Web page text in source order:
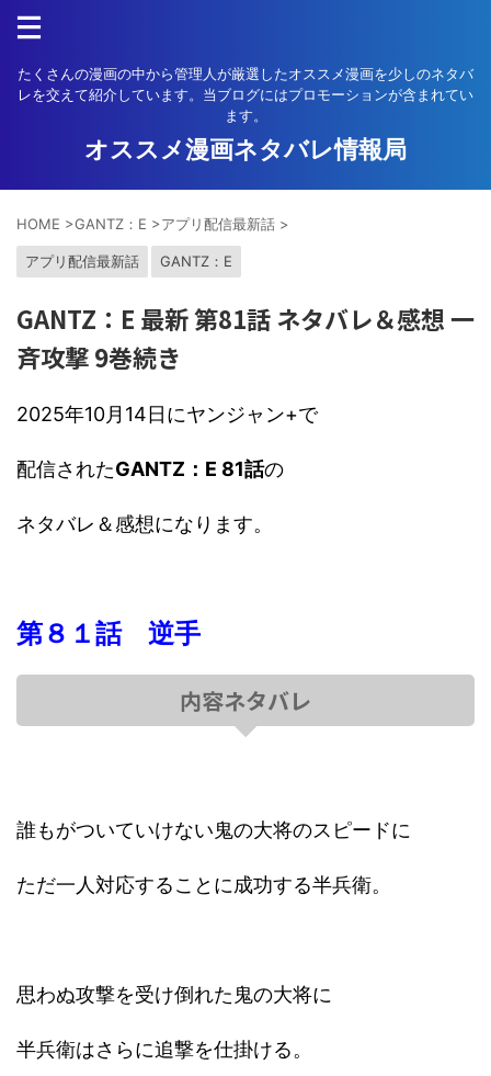
たくさんの漫画の中から管理人が厳選したオススメ漫画を少しのネタバ
レを交えて紹介しています。当ブログにはプロモーションが含まれてい
ます。
オススメ漫画ネタバレ情報局
HOME >GANTZ：E >アプリ配信最新話 >
アプリ配信最新話 GANTZ：E
GANTZ：E 最新 第81話 ネタバレ＆感想 一
斉攻撃 9巻続き
2025年10月14日にヤンジャン+で
配信されたGANTZ：E 81話の
ネタバレ＆感想になります。
第８１話 逆手
内容ネタバレ
誰もがついていけない鬼の大将のスピードに
ただ一人対応することに成功する半兵衛。
思わぬ攻撃を受け倒れた鬼の大将に
半兵衛はさらに追撃を仕掛ける。